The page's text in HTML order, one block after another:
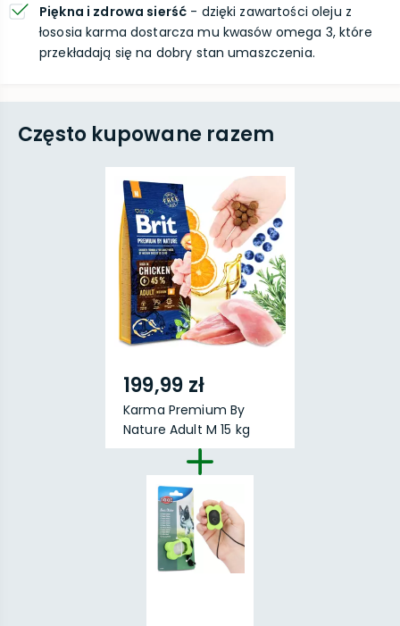
Piękna i zdrowa sierść - dzięki zawartości oleju z
łososia karma dostarcza mu kwasów omega 3, które
przekładają się na dobry stan umaszczenia.
Często kupowane razem
199,99 zł
Karma Premium By
Nature Adult M 15 kg